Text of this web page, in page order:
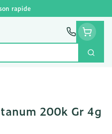
rapide
200k Gr 4g